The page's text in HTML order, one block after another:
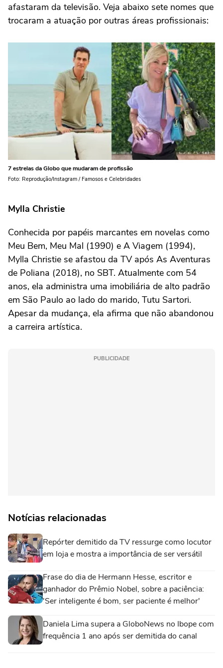
afastaram da televisão. Veja abaixo sete nomes que
trocaram a atuação por outras áreas profissionais:
7 estrelas da Globo que mudaram de profissão
Foto: Reprodução/Instagram / Famosos e Celebridades
Mylla Christie
Conhecida por papéis marcantes em novelas como
Meu Bem, Meu Mal (1990) e A Viagem (1994),
Mylla Christie se afastou da TV após As Aventuras
de Poliana (2018), no SBT. Atualmente com 54
anos, ela administra uma imobiliária de alto padrão
em São Paulo ao lado do marido, Tutu Sartori.
Apesar da mudança, ela afirma que não abandonou
a carreira artística.
PUBLICIDADE
Notícias relacionadas
Repórter demitido da TV ressurge como locutor
em loja e mostra a importância de ser versátil
Frase do dia de Hermann Hesse, escritor e
ganhador do Prêmio Nobel, sobre a paciência:
'Ser inteligente é bom, ser paciente é melhor'
Daniela Lima supera a GloboNews no Ibope com
frequência 1 ano após ser demitida do canal